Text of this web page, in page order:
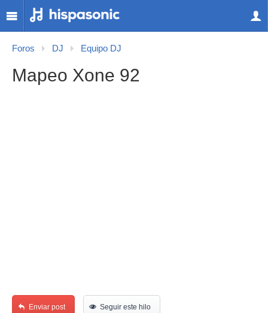
Foros DJ Equipo DJ
Mapeo Xone 92
Enviar post Seguir este hilo